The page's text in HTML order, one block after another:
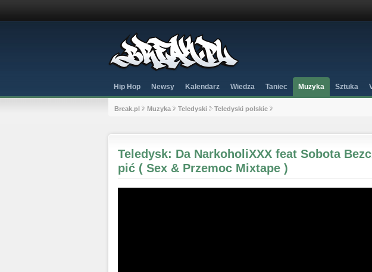
Hip Hop Newsy Kalendarz Wiedza Taniec Muzyka Sztuka
Break.pl Muzyka Teledyski Teledyski polskie
Teledysk: Da NarkoholiXXX feat Sobota
pić ( Sex & Przemoc Mixtape )